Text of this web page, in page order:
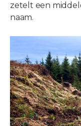
zetelt een
naam.